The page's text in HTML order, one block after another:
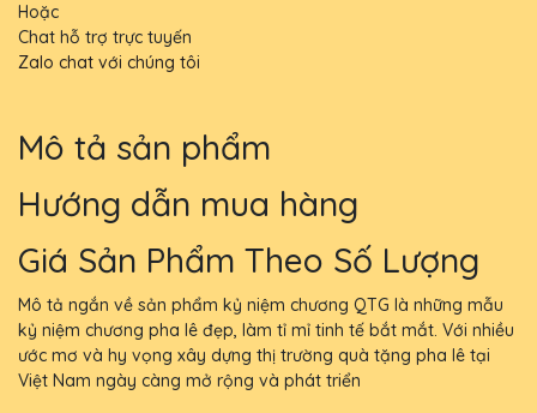
Hoặc
Chat hỗ trợ trực tuyến
Zalo chat với chúng tôi
Mô tả sản phẩm
Hướng dẫn mua hàng
Giá Sản Phẩm Theo Số Lượng
Mô tả ngắn về sản phẩm kỷ niệm chương QTG là những mẫu
kỷ niệm chương pha lê đẹp, làm tỉ mỉ tinh tế bắt mắt. Với nhiều
ước mơ và hy vọng xây dựng thị trường quà tặng pha lê tại
Việt Nam ngày càng mở rộng và phát triển